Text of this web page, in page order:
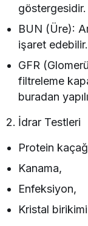
göstergesidir.
BUN (Üre):
işaret edebilir.
GFR
filtreleme
buradan
İdrar Testleri
Protein
Kanama,
Enfeksiyon,
Kristal birikimi